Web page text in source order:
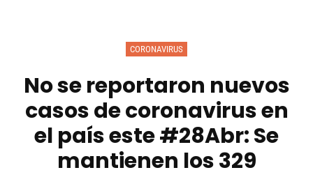
CORONAVIRUS
No se reportaron nuevos
casos de coronavirus en
el país este #28Abr: Se
mantienen los 329